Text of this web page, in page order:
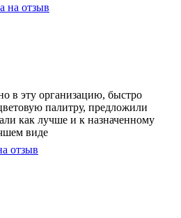
на отзыв
в эту организацию, быстро
палитру, предложили
как лучше и к назначенному
виде
отзыв